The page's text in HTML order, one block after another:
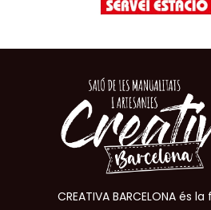
CREATIVA BARCELONA és